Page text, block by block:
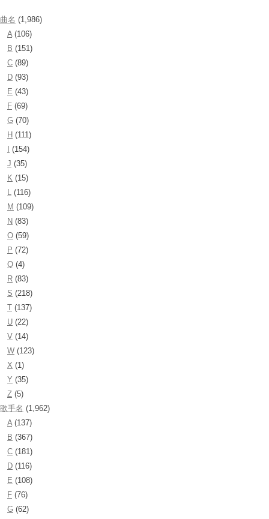
曲名 (1,986)
A(106)
B (151)
C (89)
D (93)
E (43)
F (69)
G (70)
H (111)
(154)
J (35)
K (15)
L (116)
M (109)
N (83)
O (59)
P (72)
Q (4)
R (83)
S (218)
T (137)
U (22)
V (14)
W (123)
X (1)
Y (35)
Z (5)
歌手名 (1,962)
A(137)
B (367)
C (181)
D (116)
E (108)
F (76)
G (62)